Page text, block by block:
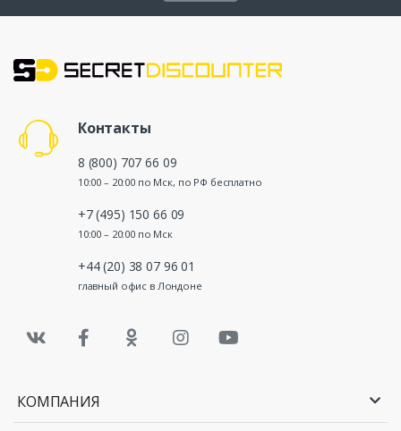
Контакты
8 (800) 707 66 09
10:00 – 20:00 по Мск, по РФ бесплатно
+7 (495) 150 66 09
10:00 – 20:00 по Мск
+44 (20) 38 07 96 01
главный офис в Лондоне
КОМПАНИЯ